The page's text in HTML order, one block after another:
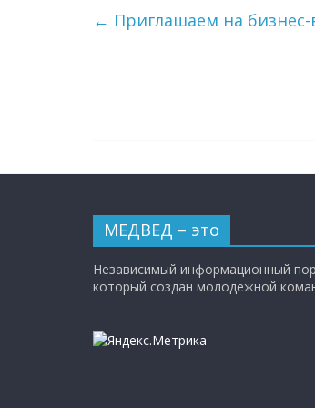
← Приглашаем на бизнес-
МЕДВЕД – это
Независимый информационный
который создан молодежной